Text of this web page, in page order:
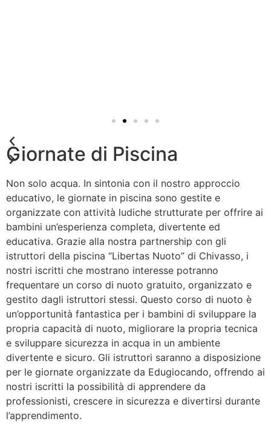
Giornate di Piscina
Non solo acqua. In sintonia con il nostro approccio
educativo, le giornate in piscina sono gestite e
organizzate con attività ludiche strutturate per offrire ai
bambini un’esperienza completa, divertente ed
educativa. Grazie alla nostra partnership con gli
istruttori della piscina “Libertas Nuoto” di Chivasso, i
nostri iscritti che mostrano interesse potranno
frequentare un corso di nuoto gratuito, organizzato e
gestito dagli istruttori stessi. Questo corso di nuoto è
un’opportunità fantastica per i bambini di sviluppare la
propria capacità di nuoto, migliorare la propria tecnica
e sviluppare sicurezza in acqua in un ambiente
divertente e sicuro. Gli istruttori saranno a disposizione
per le giornate organizzate da Edugiocando, offrendo ai
nostri iscritti la possibilità di apprendere da
professionisti, crescere in sicurezza e divertirsi durante
l’apprendimento.